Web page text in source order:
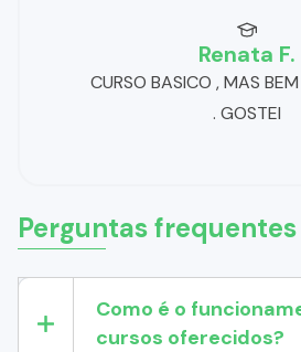
Renata F.
CURSO BASICO , MAS
. GOSTEI
Perguntas frequentes
Como é o
cursos oferecidos?